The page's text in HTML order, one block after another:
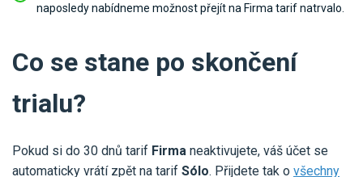
naposledy nabídneme možnost přejít na Firma tarif natrvalo.
Co se stane po skončení
trialu?
Pokud si do 30 dnů tarif Firma neaktivujete, váš účet se
automaticky vrátí zpět na tarif Sólo. Přijdete tak o všechny